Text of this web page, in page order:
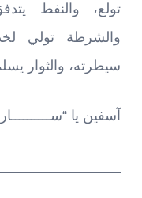
تولع، والنفط
والشرطة تولي
سيطرته،
آسفين يا